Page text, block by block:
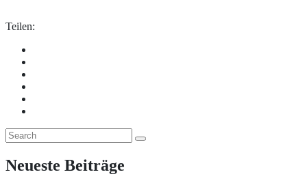
Teilen:
Neueste Beiträge